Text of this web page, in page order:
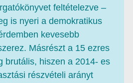
feltételezve –
is nyeri a demokratikus
kevesebb
Másrészt a 15 ezres
brutális, hiszen a 2014- es
részvételi arányt